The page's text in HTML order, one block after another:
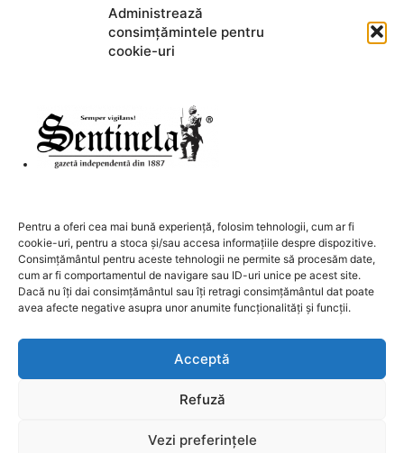
Administrează
consimțămintele pentru
cookie-uri
Pentru a oferi cea mai bună experiență, folosim tehnologii, cum ar fi
cookie-uri, pentru a stoca și/sau accesa informațiile despre dispozitive.
Consimțământul pentru aceste tehnologii ne permite să procesăm date,
cum ar fi comportamentul de navigare sau ID-uri unice pe acest site.
Dacă nu îți dai consimțământul sau îți retragi consimțământul dat poate
avea afecte negative asupra unor anumite funcționalități și funcții.
Acceptă
Refuză
Vezi preferințele
Acest site folosește Akismet pentru a reduce spamul.
Află cum
sunt procesate datele comentariilor tale
Contactați-ne: redactia@sentinela.ro
URMAȚI-NE
Publicitate Contact